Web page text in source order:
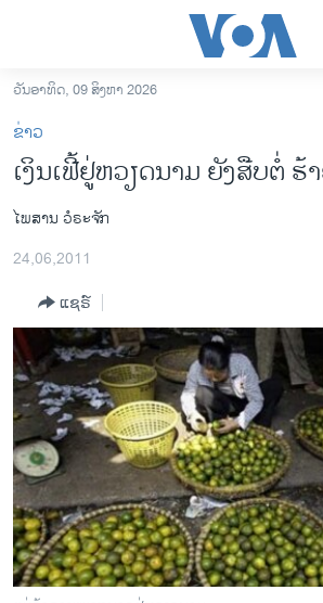
ເຂົ້າ
ຫາ
ຂ້າມ
ຂ້າມ
ຂ້າມ
ໄປ
ຫາ
ລາວ
ອາເມຣິກາ
ການເລືອກຕັ້ງ ປະທານາທີບໍດີ ສະຫະລັດ 2024
ຂ່າວ​ຈີນ
ໂລກ
ເອເຊຍ
ອິດສະຫຼະພາບດ້ານການຂ່າວ
ຊີວິດຊາວລາວ
ຊຸມຊົນຊາວລາວ
ວິທະຍາສາດ-ເທັກໂນໂລຈີ
ທຸລະກິດ
ພາສາອັງກິດ
ວັນອາທິດ, 09 ສິງຫາ 2026
ຂ່າວ
ເງິນເຟີ້ຢູ່ຫວຽດນາມ ຍັງສືບຕໍ່
ໄພສານ ວໍຣະຈັກ
24,06,2011
ແຊຣ໌